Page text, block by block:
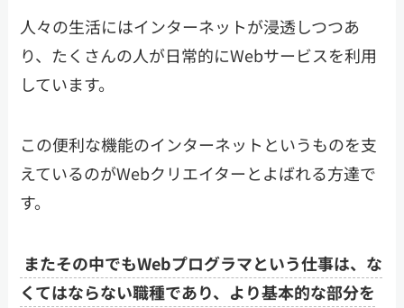
人々の生活にはインターネットが浸透しつつあ
り、たくさんの人が日常的にWebサービスを利用
しています。
この便利な機能のインターネットというものを支
えているのがWebクリエイターとよばれる方達で
す。
またその中でもWebプログラマという仕事は、な
くてはならない職種であり、より基本的な部分を